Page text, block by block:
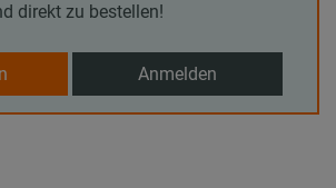
direkt zu bestellen!
Anmelden